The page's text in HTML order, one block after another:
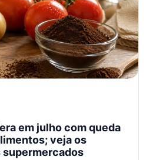
em julho com queda
veja os
supermercados